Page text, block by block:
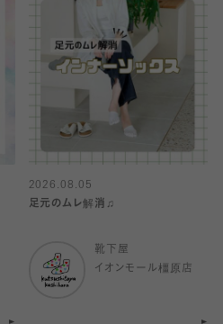
2026.08.05
足元のムレ解消♫
靴下屋
イオンモール橿原店